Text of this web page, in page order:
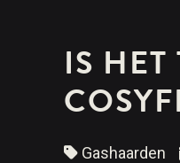
IS
Gashaarden